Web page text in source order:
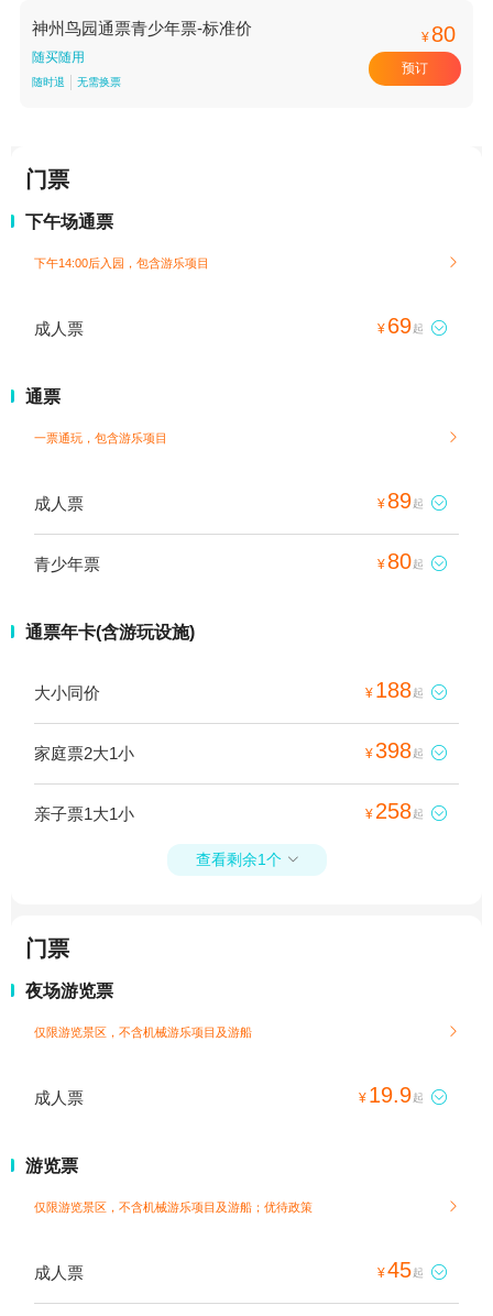
神州鸟园通票青少年票-标准价
随买随用
随时退 无需换票
¥ 80
预订
门票
下午场通票
下午14:00后入园，包含游乐项目 
成人票 ¥ 69起 
通票
一票通玩，包含游乐项目 
成人票 ¥ 89起 
青少年票 ¥ 80起 
通票年卡(含游玩设施)
大小同价 ¥ 188起 
家庭票2大1小 ¥398起 
亲子票1大1小 ¥ 258起 
查看剩余1个 
门票
夜场游览票
仅限游览景区，不含机械游乐项目及游船 
成人票 ¥ 19.9起 
游览票
仅限游览景区，不含机械游乐项目及游船； 优待政策 
成人票 ¥45起 